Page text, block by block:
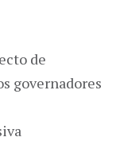
de
governadores